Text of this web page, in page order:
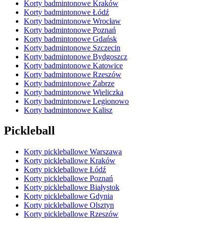
Korty badmintonowe Kraków
Korty badmintonowe Łódź
Korty badmintonowe Wrocław
Korty badmintonowe Poznań
Korty badmintonowe Gdańsk
Korty badmintonowe Szczecin
Korty badmintonowe Bydgoszcz
Korty badmintonowe Katowice
Korty badmintonowe Rzeszów
Korty badmintonowe Zabrze
Korty badmintonowe Wieliczka
Korty badmintonowe Legionowo
Korty badmintonowe Kalisz
Pickleball
Korty pickleballowe Warszawa
Korty pickleballowe Kraków
Korty pickleballowe Łódź
Korty pickleballowe Poznań
Korty pickleballowe Białystok
Korty pickleballowe Gdynia
Korty pickleballowe Olsztyn
Korty pickleballowe Rzeszów